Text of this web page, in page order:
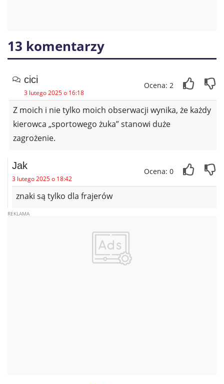
13 komentarzy
cici
3 lutego 2025 o 16:18
Ocena: 2
Z moich i nie tylko moich obserwacji wynika, że każdy
kierowca „sportowego żuka” stanowi duże
zagrożenie.
Jak
3 lutego 2025 o 18:42
Ocena: 0
znaki są tylko dla frajerów